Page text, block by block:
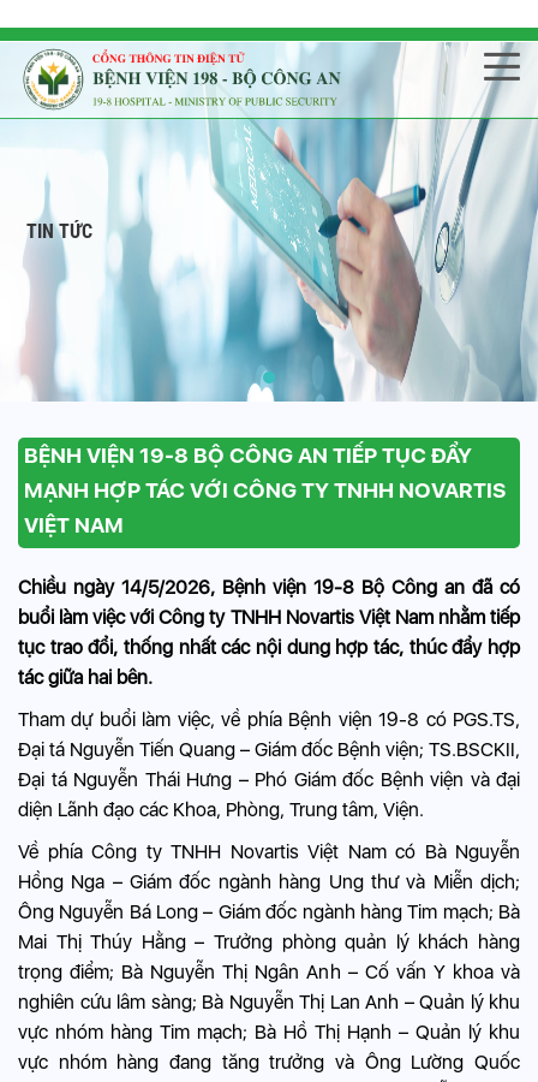
TIN TỨC
BỆNH VIỆN 19-8 BỘ CÔNG AN TIẾP TỤC ĐẨY
MẠNH HỢP TÁC VỚI CÔNG TY TNHH NOVARTIS
VIỆT NAM
Chiều ngày 14/5/2026, Bệnh viện 19-8 Bộ Công an đã có
buổi làm việc với Công ty TNHH Novartis Việt Nam nhằm tiếp
tục trao đổi, thống nhất các nội dung hợp tác, thúc đẩy hợp
tác giữa hai bên.
Tham dự buổi làm việc, về phía Bệnh viện 19-8 có PGS.TS,
Đại tá Nguyễn Tiến Quang – Giám đốc Bệnh viện; TS.BSCKII,
Đại tá Nguyễn Thái Hưng – Phó Giám đốc Bệnh viện và đại
diện Lãnh đạo các Khoa, Phòng, Trung tâm, Viện.
Về phía Công ty TNHH Novartis Việt Nam có Bà Nguyễn
Hồng Nga – Giám đốc ngành hàng Ung thư và Miễn dịch;
Ông Nguyễn Bá Long – Giám đốc ngành hàng Tim mạch; Bà
Mai Thị Thúy Hằng – Trưởng phòng quản lý khách hàng
trọng điểm; Bà Nguyễn Thị Ngân Anh – Cố vấn Y khoa và
nghiên cứu lâm sàng; Bà Nguyễn Thị Lan Anh – Quản lý khu
vực nhóm hàng Tim mạch; Bà Hồ Thị Hạnh – Quản lý khu
vực nhóm hàng đang tăng trưởng và Ông Lường Quốc